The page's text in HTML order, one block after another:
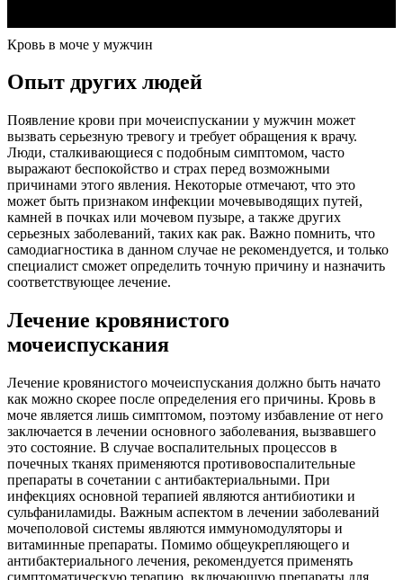
Кровь в моче у мужчин
Опыт других людей
Появление крови при мочеиспускании у мужчин может
вызвать серьезную тревогу и требует обращения к врачу.
Люди, сталкивающиеся с подобным симптомом, часто
выражают беспокойство и страх перед возможными
причинами этого явления. Некоторые отмечают, что это
может быть признаком инфекции мочевыводящих путей,
камней в почках или мочевом пузыре, а также других
серьезных заболеваний, таких как рак. Важно помнить, что
самодиагностика в данном случае не рекомендуется, и только
специалист сможет определить точную причину и назначить
соответствующее лечение.
Лечение кровянистого
мочеиспускания
Лечение кровянистого мочеиспускания должно быть начато
как можно скорее после определения его причины. Кровь в
моче является лишь симптомом, поэтому избавление от него
заключается в лечении основного заболевания, вызвавшего
это состояние. В случае воспалительных процессов в
почечных тканях применяются противовоспалительные
препараты в сочетании с антибактериальными. При
инфекциях основной терапией являются антибиотики и
сульфаниламиды. Важным аспектом в лечении заболеваний
мочеполовой системы являются иммуномодуляторы и
витаминные препараты. Помимо общеукрепляющего и
антибактериального лечения, рекомендуется применять